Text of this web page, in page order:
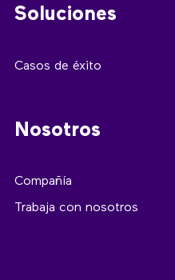
Soluciones
Casos de éxito
Nosotros
Compañía
Trabaja con nosotros